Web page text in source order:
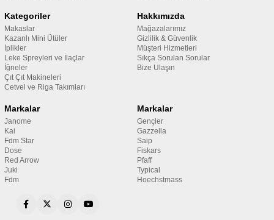
Kategoriler
Makaslar
Kazanlı Mini Ütüler
İplikler
Leke Spreyleri ve İlaçlar
İğneler
Çıt Çıt Makineleri
Cetvel ve Riga Takımları
Hakkımızda
Mağazalarımız
Gizlilik & Güvenlik
Müşteri Hizmetleri
Sıkça Sorulan Sorular
Bize Ulaşın
Markalar
Janome
Kai
Fdm Star
Dose
Red Arrow
Juki
Fdm
Markalar
Gençler
Gazzella
Saip
Fiskars
Pfaff
Typical
Hoechstmass